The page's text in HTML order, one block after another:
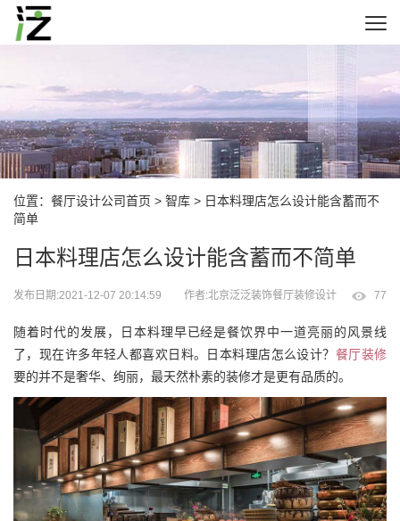
位置： 餐厅设计公司首页 > 智库 > 日本料理店怎么设计能含蓄而不
简单
日本料理店怎么设计能含蓄而不简单
发布日期:2021-12-07 20:14:59 作者:北京泛泛装饰餐厅装修设计 77
随着时代的发展，日本料理早已经是餐饮界中一道亮丽的风景线
了，现在许多年轻人都喜欢日料。日本料理店怎么设计？ 餐厅装修
要的并不是奢华、绚丽，最天然朴素的装修才是更有品质的。